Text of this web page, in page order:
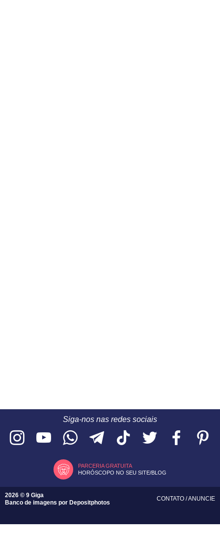
Siga-nos nas redes sociais
PARCERIA GRATUITA
HORÓSCOPO NO SEU SITE/BLOG
2026 © 9 Giga
Banco de imagens por Depositphotos
CONTATO /ANUNCIE